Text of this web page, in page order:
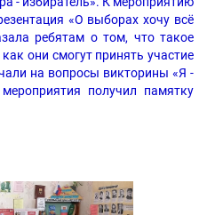
«О выборах хочу всё
ребятам о том, что такое
они смогут принять участие
на вопросы викторины «Я -
получил памятку